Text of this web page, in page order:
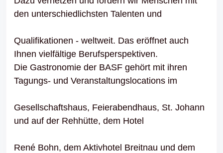
den unterschiedlichsten Talenten und
Qualifikationen - weltweit. Das eröffnet auch
Ihnen vielfältige Berufsperspektiven.
Die Gastronomie der BASF gehört mit ihren
Tagungs- und Veranstaltungslocations im
Gesellschaftshaus, Feierabendhaus, St. Johann
und auf der Rehhütte, dem Hotel
René Bohn, dem Aktivhotel Breitnau und dem